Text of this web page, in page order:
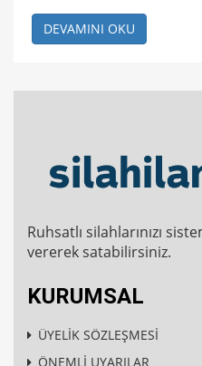
DEVAMINI OKU
Ruhsatlı silahlarınızı
vererek satabilirsiniz.
KURUMSAL
ÜYELİK SÖZLEŞMESİ
ÖNEMLİ UYARILAR